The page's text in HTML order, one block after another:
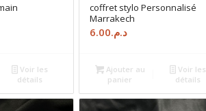
Voir les
détails
coffret stylo Personnalisé
Marrakech
د.م.6.00
Ajouter au
panier
Voir les
détails